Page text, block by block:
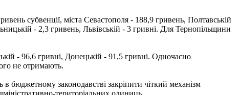
субвенції, міста Севастополя - 188,9 гривень, Полтавській
- 2,3 гривень, Львівській - 3 гривні. Для Тернопільщини
- 96,6 гривні, Донецькій - 91,5 гривні. Одночасно
не отримають.
законодавстві закріпити чіткий механізм
територіальних одиниць.